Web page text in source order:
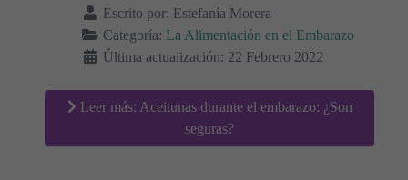
Escrito por: Estefanía Morera
Categoría: La Alimentación en el Embarazo
Última actualización: 22 Febrero 2022
Leer más: Aceitunas durante el embarazo: ¿Son
seguras?